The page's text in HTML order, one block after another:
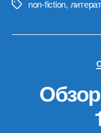
Меткиnon-fiction,